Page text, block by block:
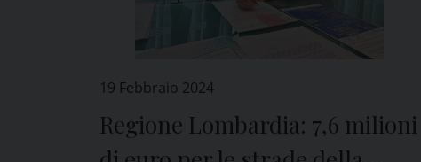
19 Febbraio 2024
Regione Lombardia: 7,6 milioni